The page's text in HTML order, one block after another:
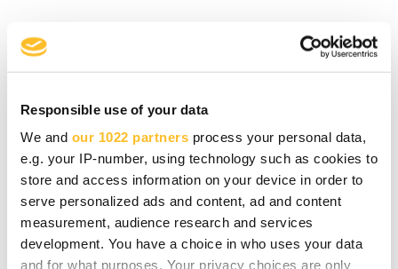
Responsible use of your data
We and our 1022 partners process your personal data,
e.g. your IP-number, using technology such as cookies to
store and access information on your device in order to
serve personalized ads and content, ad and content
measurement, audience research and services
development. You have a choice in who uses your data
and for what purposes. Your privacy choices are only
Business Café: Back to Business –
18.08.2026 08.30—10.00
Joensuu
Webinar: Business Beyond Borders